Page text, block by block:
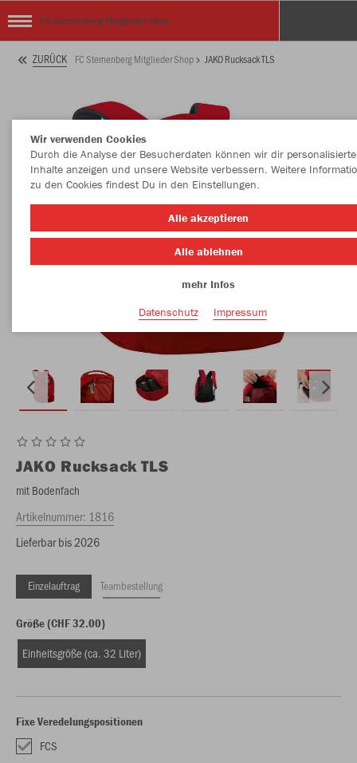
FC Sternenberg Mitglieder Shop
ZURÜCK FC Sternenberg Mitglieder Shop JAKO Rucksack TLS
JAKO Rucksack TLS
mit Bodenfach
Artikelnummer: 1816
Lieferbar bis 2026
Einzelauftrag Teambestellung
Größe (CHF 32.00)
Einheitsgröße (ca. 32 Liter)
Fixe Veredelungspositionen
FCS
Wir verwenden Cookies
Durch die Analyse der Besucherdaten können wir dir personalisierte
Inhalte anzeigen und unsere Website verbessern. Weitere
zu den Cookies findest Du in den Einstellungen.
Alle akzeptieren
Alle ablehnen
mehr Infos
Datenschutz
Impressum